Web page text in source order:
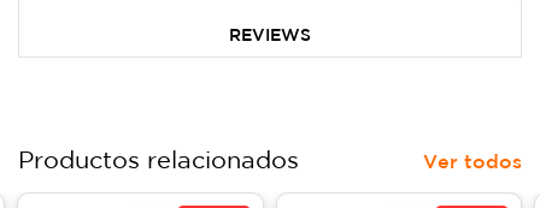
REVIEWS
Productos relacionados Ver todos